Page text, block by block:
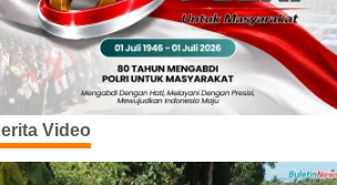
Video